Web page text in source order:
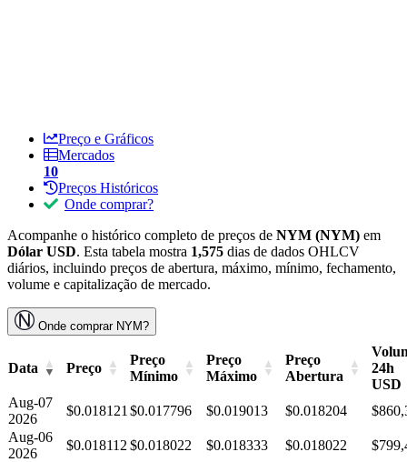
Preço e Gráficos
Mercados
10
Preços Históricos
Onde comprar?
Acompanhe o histórico completo de preços de NYM (NYM) em
Dólar USD. Esta tabela mostra 1,575 dias de dados OHLCV
diários, incluindo preços de abertura, máximo, mínimo, fechamento,
volume e capitalização de mercado.
Onde comprar NYM?
Data Preço
Preço
Mínimo
Preço
Máximo
Preço
Abertura
24h
USD
Aug-07
2026
$0.018121 $0.017796 $0.019013 $0.018204
Aug-06
2026
$0.018112 $0.018022 $0.018333 $0.018022